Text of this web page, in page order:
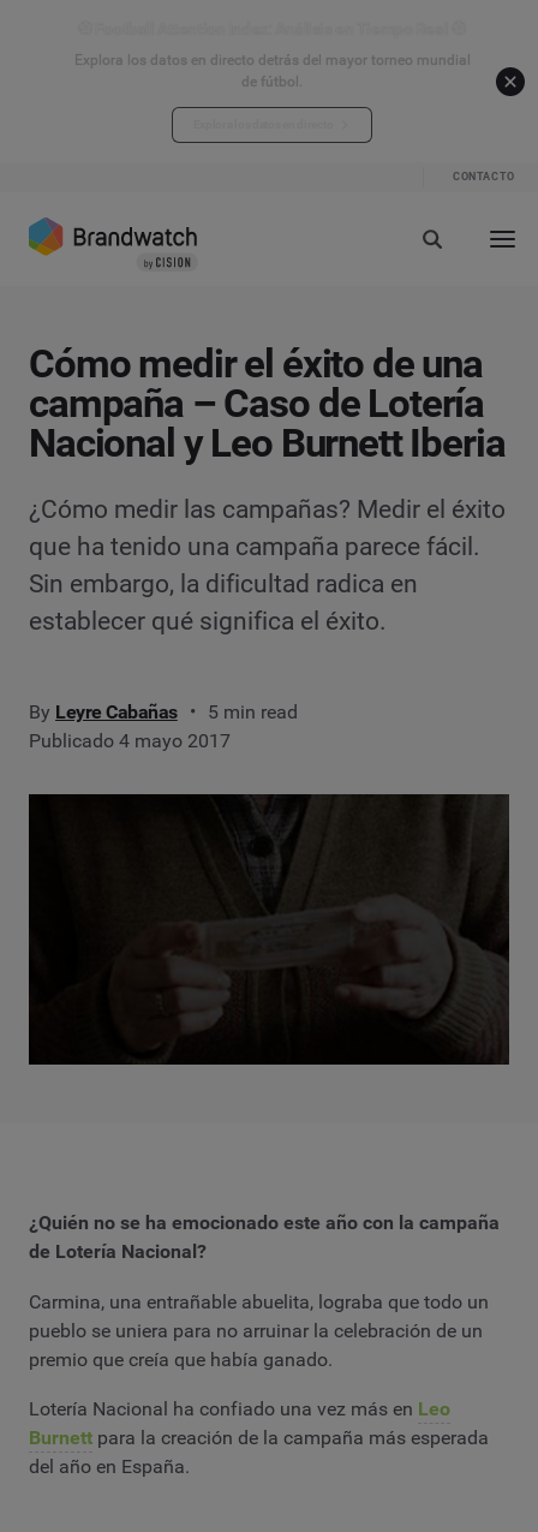
Explora los datos en directo detrás del mayor torneo mundial
de fútbol.
CONTACTO
Cómo medir el éxito de una
campaña – Caso de Lotería
Nacional y Leo Burnett Iberia
¿Cómo medir las campañas? Medir el éxito
que ha tenido una campaña parece fácil.
Sin embargo, la dificultad radica en
establecer qué significa el éxito.
By Leyre Cabañas
5 min read
Publicado 4 mayo 2017
¿Quién no se ha emocionado este año con la campaña
de Lotería Nacional?
Carmina, una entrañable abuelita, lograba que todo un
pueblo se uniera para no arruinar la celebración de un
premio que creía que había ganado.
Lotería Nacional ha confiado una vez más en Leo
Burnett para la creación de la campaña más esperada
del año en España.